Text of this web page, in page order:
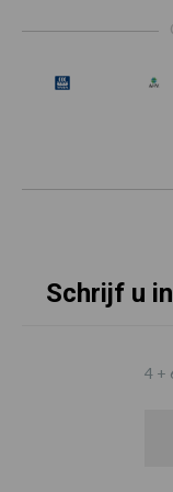
Schrijf u
4 +